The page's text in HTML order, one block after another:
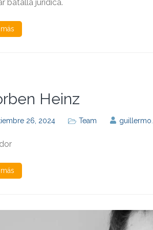
batalla jurídica.
más
Heinz
26, 2024 Team
más